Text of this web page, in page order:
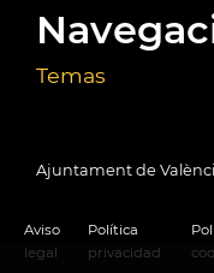
Temas
Ajuntament de
Aviso
legal
Política
privacidad